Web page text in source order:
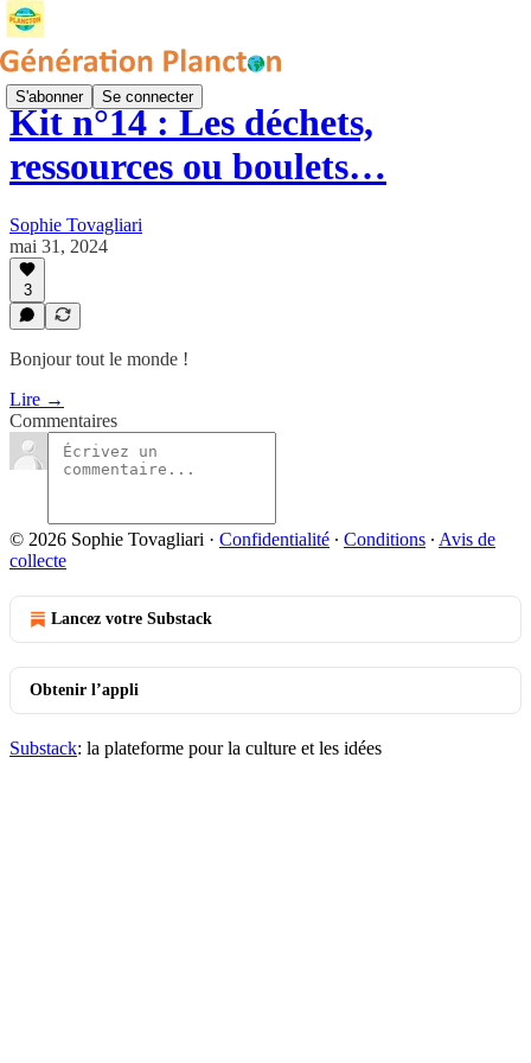
S'abonner Se connecter
Kit n°14 : Les déchets,
ressources ou boulets…
Sophie Tovagliari
mai 31, 2024
3
Bonjour tout le monde !
Lire →
Commentaires
© 2026 Sophie Tovagliari · Confidentialité ∙ Conditions ∙ Avis de
collecte
Lancez votre Substack
Obtenir l’appli
Substack: la plateforme pour la culture et les idées